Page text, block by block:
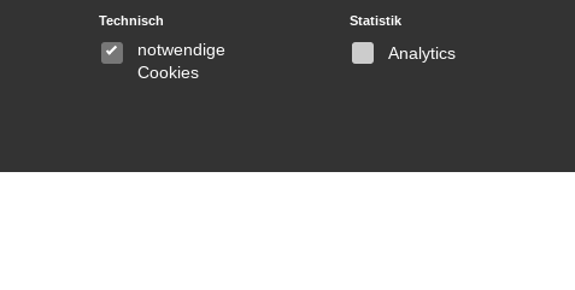
Technisch
notwendige
Cookies
Statistik
Analytics